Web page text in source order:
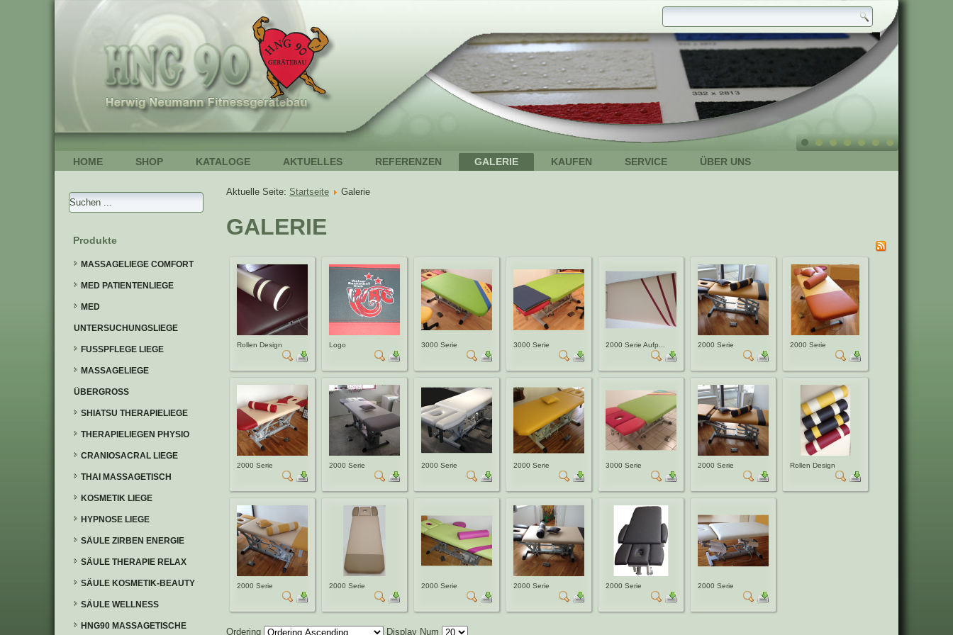
HOME SHOP KATALOGE AKTUELLES REFERENZEN GALERIE KAUFEN SERVICE ÜBER UNS
Produkte
MASSAGELIEGE COMFORT
MED PATIENTENLIEGE
MED
UNTERSUCHUNGSLIEGE
FUSSPFLEGE LIEGE
MASSAGELIEGE
ÜBERGROSS
SHIATSU THERAPIELIEGE
THERAPIELIEGEN PHYSIO
CRANIOSACRAL LIEGE
THAI MASSAGETISCH
KOSMETIK LIEGE
HYPNOSE LIEGE
SÄULE ZIRBEN ENERGIE
SÄULE THERAPIE RELAX
SÄULE KOSMETIK-BEAUTY
SÄULE WELLNESS
HNG90 MASSAGETISCHE
Aktuelle Seite: Startseite Galerie
GALERIE
Rollen Design Logo 3000 Serie 3000 Serie 2000 Serie Aufp... 2000 Serie 2000 Serie
2000 Serie 2000 Serie 2000 Serie 2000 Serie 3000 Serie 2000 Serie Rollen Design
2000 Serie 2000 Serie 2000 Serie 2000 Serie 2000 Serie 2000 Serie
Ordering Display Num